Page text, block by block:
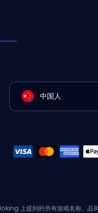
中国人
上提到的所有游戏名称、品